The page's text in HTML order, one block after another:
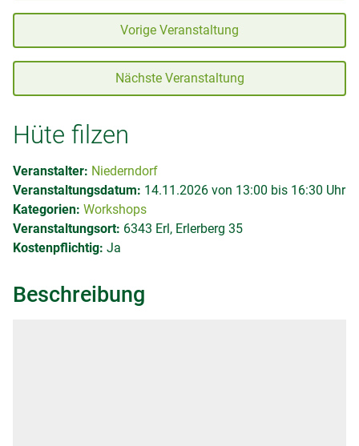
Vorige Veranstaltung
Nächste Veranstaltung
Hüte filzen
Veranstalter: Niederndorf
Veranstaltungsdatum: 14.11.2026 von 13:00 bis 16:30 Uhr
Kategorien: Workshops
Veranstaltungsort: 6343 Erl, Erlerberg 35
Kostenpflichtig: Ja
Beschreibung